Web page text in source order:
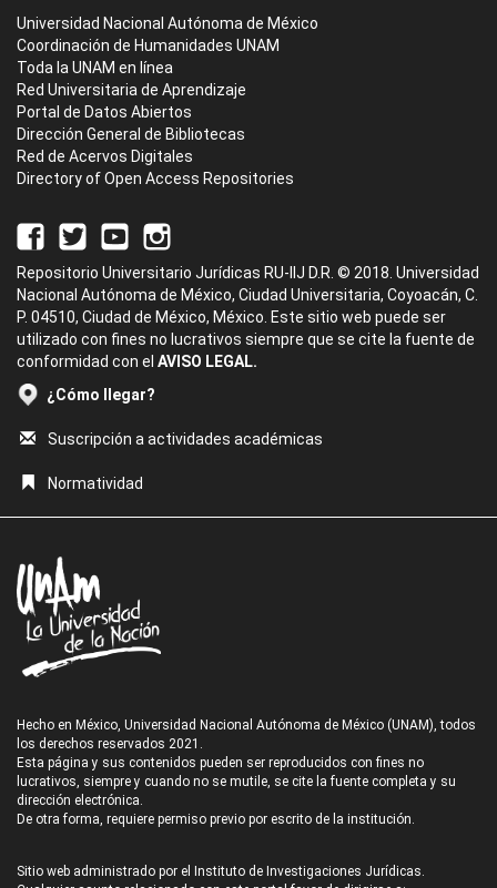
Universidad Nacional Autónoma de México
Coordinación de Humanidades UNAM
Toda la UNAM en línea
Red Universitaria de Aprendizaje
Portal de Datos Abiertos
Dirección General de Bibliotecas
Red de Acervos Digitales
Directory of Open Access Repositories
Repositorio Universitario Jurídicas RU-IIJ D.R. © 2018. Universidad
Nacional Autónoma de México, Ciudad Universitaria, Coyoacán, C.
P. 04510, Ciudad de México, México. Este sitio web puede ser
utilizado con fines no lucrativos siempre que se cite la fuente de
conformidad con el AVISO LEGAL.
¿Cómo llegar?
Suscripción a actividades académicas
Normatividad
Hecho en México, Universidad Nacional Autónoma de México (UNAM), todos
los derechos reservados 2021.
Esta página y sus contenidos pueden ser reproducidos con fines no
lucrativos, siempre y cuando no se mutile, se cite la fuente completa y su
dirección electrónica.
De otra forma, requiere permiso previo por escrito de la institución.
Sitio web administrado por el Instituto de Investigaciones Jurídicas.